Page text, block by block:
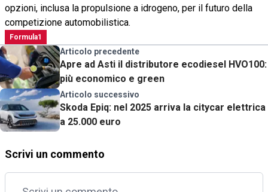
opzioni, inclusa la propulsione a idrogeno, per il futuro della
competizione automobilistica.
Formula1
Articolo precedente
Apre ad Asti il distributore ecodiesel HVO100:
più economico e green
Articolo successivo
Skoda Epiq: nel 2025 arriva la citycar elettrica
a 25.000 euro
Scrivi un commento